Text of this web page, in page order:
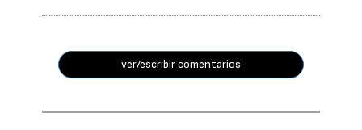
ver/escribir comentarios